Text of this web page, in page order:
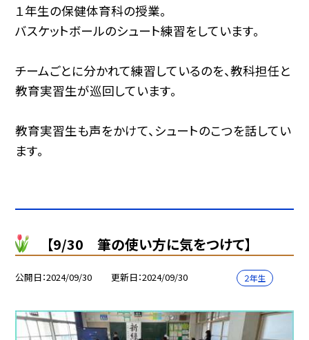
１年生の保健体育科の授業。
バスケットボールのシュート練習をしています。
チームごとに分かれて練習しているのを、教科担任と
教育実習生が巡回しています。
教育実習生も声をかけて、シュートのこつを話してい
ます。
【9/30 筆の使い方に気をつけて】
公開日 2024/09/30 更新日 2024/09/30 ２年生